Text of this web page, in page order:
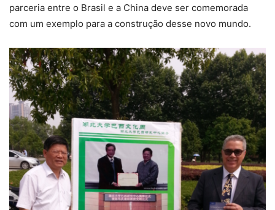
parceria entre o Brasil e a China deve ser comemorada
com um exemplo para a construção desse novo mundo.